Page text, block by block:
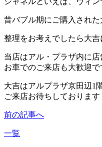
昔バブル期にご購入され
整理をお考えでしたら大吉
当店はアル・プラザ内に
お車でのご来店も大歓迎
大吉はアルプラザ京田辺1
ご来店お待ちしております
前の記事へ
一覧